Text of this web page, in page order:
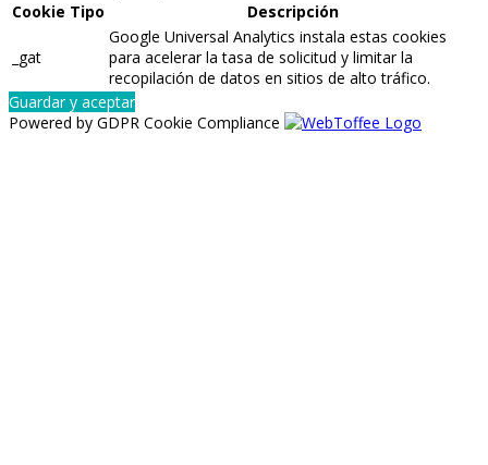
Cookie Tipo Descripción
_gat
Google Universal Analytics instala estas cookies
para acelerar la tasa de solicitud y limitar la
recopilación de datos en sitios de alto tráfico.
Guardar y aceptar
Powered by GDPR Cookie Compliance